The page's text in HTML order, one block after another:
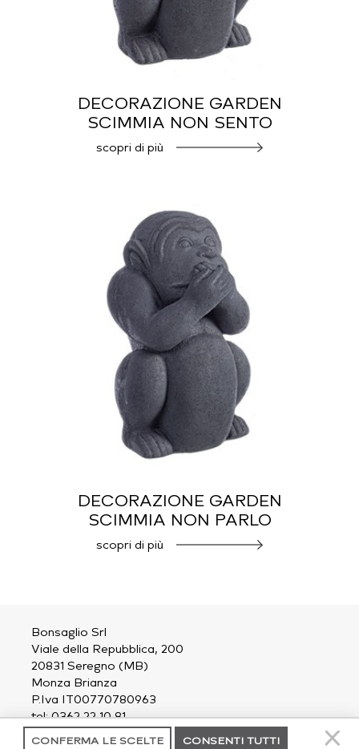
DECORAZIONE GARDEN
SCIMMIA NON SENTO
scopri di più
DECORAZIONE GARDEN
SCIMMIA NON PARLO
scopri di più
Bonsaglio Srl
Viale della Repubblica, 200
20831 Seregno (MB)
Monza Brianza
P.Iva IT00770780963
tel: 0362 22 10 81
CONFERMA LE SCELTE CONSENTI TUTTI